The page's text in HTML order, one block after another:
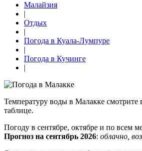
Малайзия
|
Отдых
|
Погода в Куала-Лумпуре
|
Погода в Кучинге
|
Температуру воды в Малакке смотрите
таблице.
Погоду в сентябре, октябре и по всем
Прогноз на сентябрь 2026: облачно,